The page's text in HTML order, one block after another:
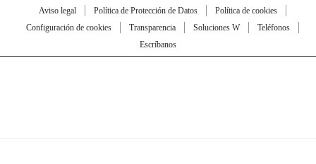
Aviso legal Política de Protección de Datos
Política de cookies
Configuración de cookies
Transparencia Soluciones W
Teléfonos
Escríbanos